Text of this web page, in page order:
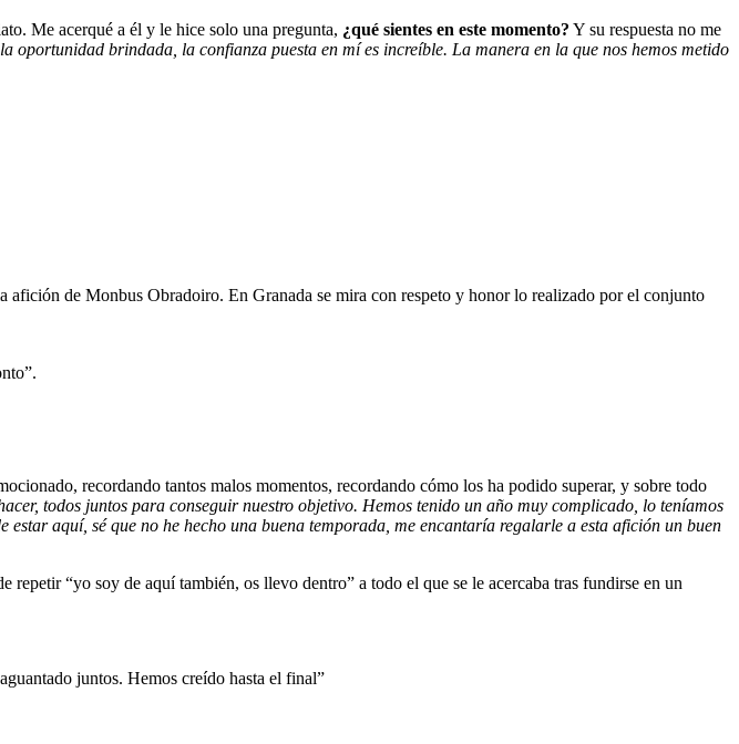
Me acerqué a él y le hice solo una pregunta, ¿qué sientes en este momento? Y su respuesta no me
brindada, la confianza puesta en mí es increíble. La manera en la que nos hemos metido
afición de Monbus Obradoiro. En Granada se mira con respeto y honor lo realizado por el conjunto
recordando tantos malos momentos, recordando cómo los ha podido superar, y sobre todo
todos juntos para conseguir nuestro objetivo. Hemos tenido un año muy complicado, lo teníamos
aquí, sé que no he hecho una buena temporada, me encantaría regalarle a esta afición un buen
repetir “yo soy de aquí también, os llevo dentro” a todo el que se le acercaba tras fundirse en un
juntos. Hemos creído hasta el final”